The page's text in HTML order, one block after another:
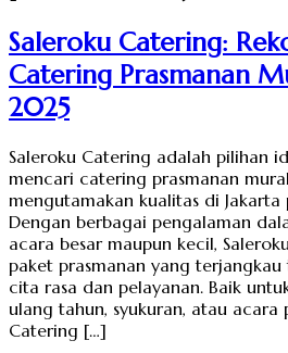
Saleroku Catering:
Catering Prasmanan
2025
Saleroku Catering adalah pilihan
mencari catering prasmanan
mengutamakan kualitas di
Dengan berbagai pengalaman
acara besar maupun kecil,
paket prasmanan yang
cita rasa dan pelayanan. Baik
ulang tahun, syukuran, atau acara
Catering […]